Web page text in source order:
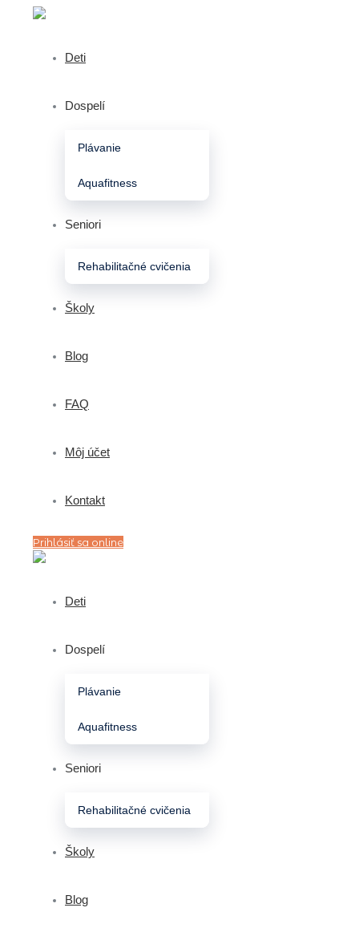
Deti
Dospelí
Plávanie
Aquafitness
Seniori
Rehabilitačné cvičenia
Školy
Blog
FAQ
Môj účet
Kontakt
Prihlásiť sa online
Deti
Dospelí
Plávanie
Aquafitness
Seniori
Rehabilitačné cvičenia
Školy
Blog